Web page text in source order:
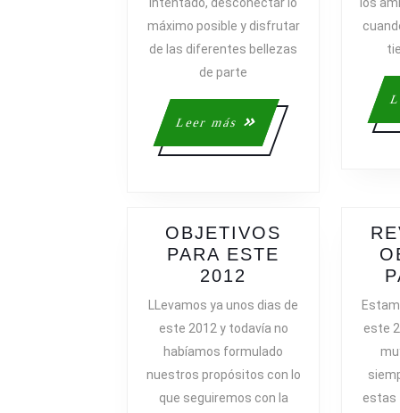
máximo posible y disfrutar
de las diferentes bellezas
de parte
Leer más
Leer
más
OBJETIVOS
PARA ESTE
2012
PARA
2012
LLevamos ya unos dias de
este 2012 y todavía no
habíamos formulado
nuestros propósitos con lo
que seguiremos con la
este
estas